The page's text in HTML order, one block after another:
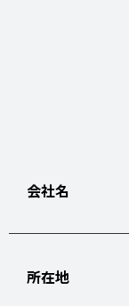
会社名
所在地